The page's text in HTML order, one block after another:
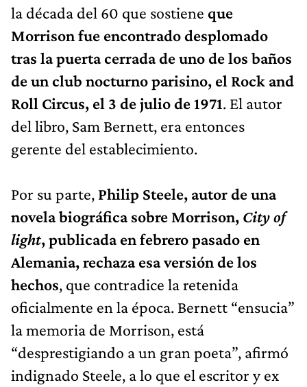
la década del 60 que sostiene que
Morrison fue encontrado desplomado
tras la puerta cerrada de uno de los baños
de un club nocturno parisino, el Rock and
Roll Circus, el 3 de julio de 1971. El autor
del libro, Sam Bernett, era entonces
gerente del establecimiento.
Por su parte, Philip Steele, autor de una
novela biográfica sobre Morrison, City of
light, publicada en febrero pasado en
Alemania, rechaza esa versión de los
hechos, que contradice la retenida
oficialmente en la época. Bernett “ensucia”
la memoria de Morrison, está
“desprestigiando a un gran poeta”, afirmó
indignado Steele, a lo que el escritor y ex